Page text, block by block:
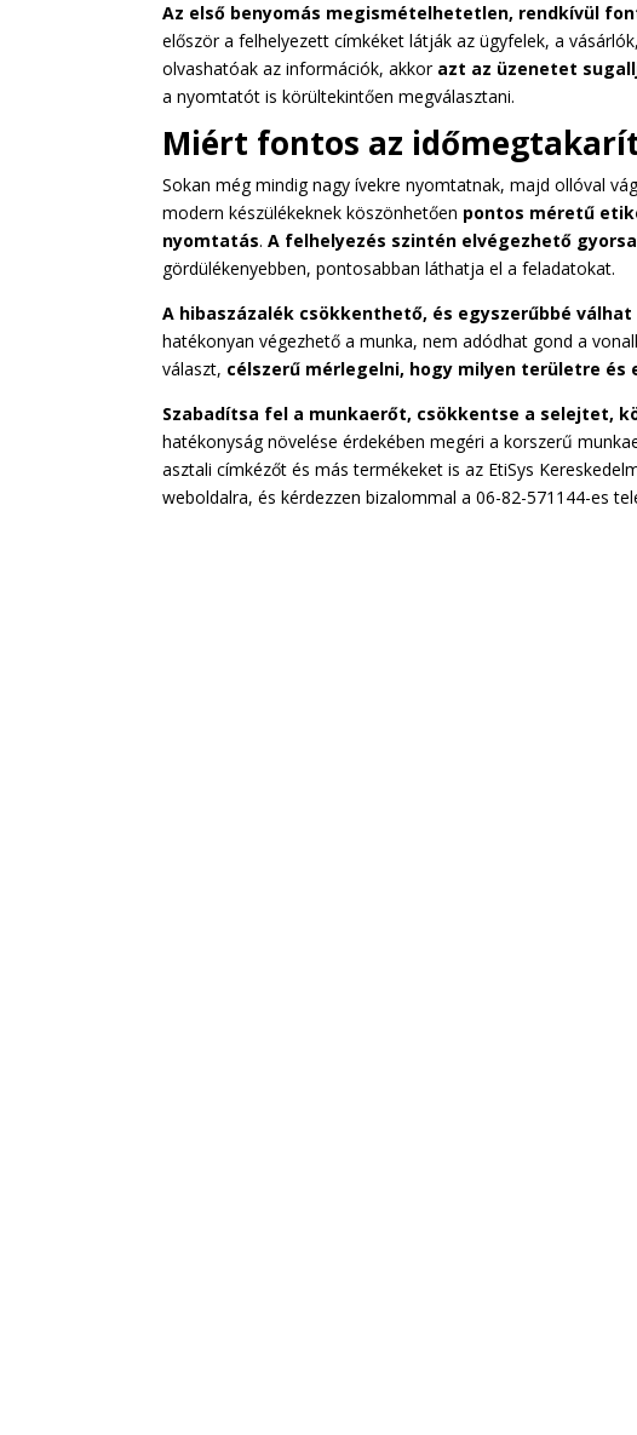
Az első benyomás megismételhetetlen, rendkívül
először a felhelyezett címkéket látják az ügyfelek, a
olvashatóak az információk, akkor azt az üzenetet
a nyomtatót is körültekintően megválasztani.
Miért fontos az
Sokan még mindig nagy ívekre nyomtatnak, majd ollóval
modern készülékeknek köszönhetően pontos méretű
nyomtatás.A felhelyezés szintén elvégezhető
gördülékenyebben, pontosabban láthatja el a feladatokat.
A hibaszázalék csökkenthető, és egyszerűbbé
hatékonyan végezhető a munka, nem adódhat gond a
választ, célszerű mérlegelni, hogy milyen területre
Szabadítsa fel a munkaerőt, csökkentse a selejtet,
hatékonyság növelése érdekében megéri a korszerű
asztali címkézőt és más termékeket is az EtiSys
weboldalra, és kérdezzen bizalommal a 06-82-571144-es